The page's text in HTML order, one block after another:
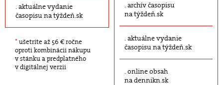
aktuálne vydanie
časopisu na týždeň.sk
* ušetríte až 56 € ročne
oproti kombinácii nákupu
v stánku a predplatného
v digitálnej verzii
archív časopisu
na týždeň.sk
aktuálne vydanie
časopisu na týždeň.sk
online obsah
na dennikn.sk